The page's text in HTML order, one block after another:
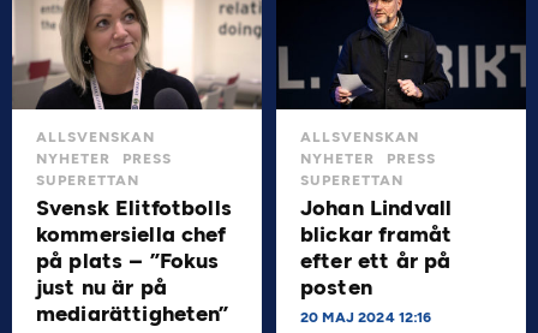
ALLSVENSKAN
NYHETER
PRESS
SUPERETTAN
Svensk Elitfotbolls
kommersiella chef
på plats – ”Fokus
just nu är på
mediarättigheten”
ALLSVENSKAN
NYHETER
PRESS
SUPERETTAN
Johan Lindvall
blickar framåt
efter ett år på
posten
20 MAJ 2024 12:16